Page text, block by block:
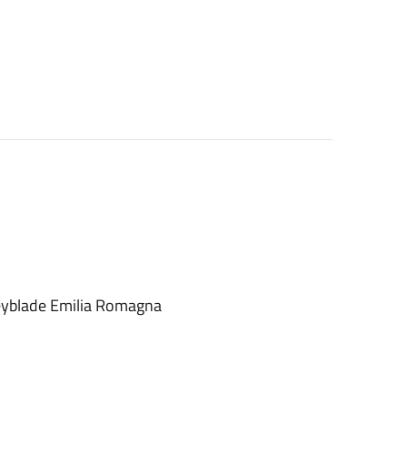
Emilia Romagna